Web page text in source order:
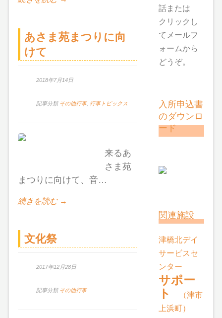
あさま苑まつりに向
けて
2018年7月14日
記事分類 その他行事, 行事トピックス
来るあ
さま苑
まつりに向けて、音…
続きを読む →
文化祭
2017年12月28日
記事分類 その他行事
話または
クリックし
てメールフ
ォームから
どうぞ。
入所申込書
のダウンロ
ード
関連施設
津橋北デイ
サービスセ
ンター
サポー
ト
（津市
上浜町）